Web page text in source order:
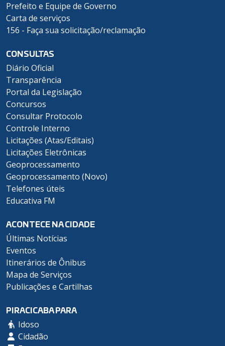
Prefeito e Equipe de Governo
Carta de serviços
156 - Faça sua solicitação/reclamação
CONSULTAS
Diário Oficial
Transparência
Portal da Legislação
Concursos
Consultar Protocolo
Controle Interno
Licitações (Atas/Editais)
Licitações Eletrônicas
Geoprocessamento
Geoprocessamento (Novo)
Telefones úteis
Educativa FM
ACONTECE NA CIDADE
Últimas Notícias
Eventos
Itinerários de Ônibus
Mapa de Serviços
Publicações e Cartilhas
PIRACICABA PARA
Idoso
Cidadão